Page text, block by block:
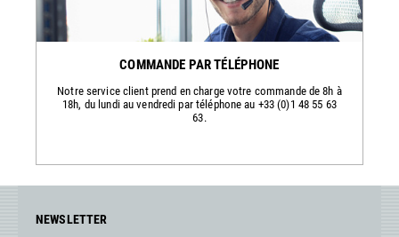
COMMANDE PAR TÉLÉPHONE
Notre service client prend en charge votre commande de 8h à
18h, du lundi au vendredi par téléphone au +33 (0)1 48 55 63
63.
NEWSLETTER